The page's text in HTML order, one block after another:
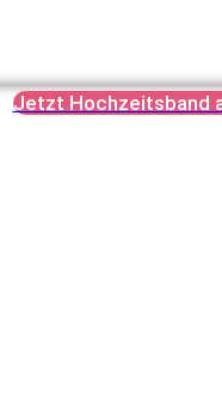
Jetzt Hochzeitsband